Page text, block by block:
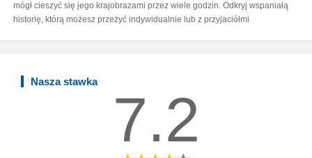
mógł cieszyć się jego krajobrazami przez wiele godzin. Odkryj wspaniałą
historię, którą możesz przeżyć indywidualnie lub z przyjaciółmi
Nasza stawka
7.2